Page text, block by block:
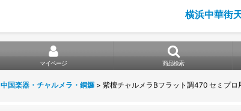
横浜中華街
マイページ 商品検索
中国楽器・チャルメラ・銅鑼 > 紫檀チャルメラBフラット調470 セミプ